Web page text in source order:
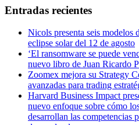
Entradas recientes
Nicols presenta seis modelos
eclipse solar del 12 de agosto
‘El ransomware se puede
nuevo libro de Juan Ricardo
Zoomex mejora su Strategy
avanzadas para trading
Harvard Business Impact
nuevo enfoque sobre cómo
desarrollan las competencias